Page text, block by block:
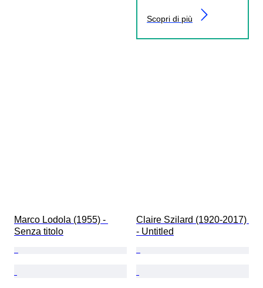
Scopri di più
Marco Lodola (1955) -
Senza titolo
Claire Szilard (1920-2017)
- Untitled